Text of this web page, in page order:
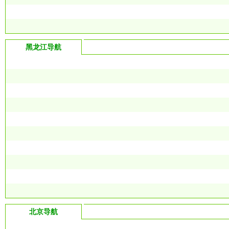
黑龙江导航
北京导航